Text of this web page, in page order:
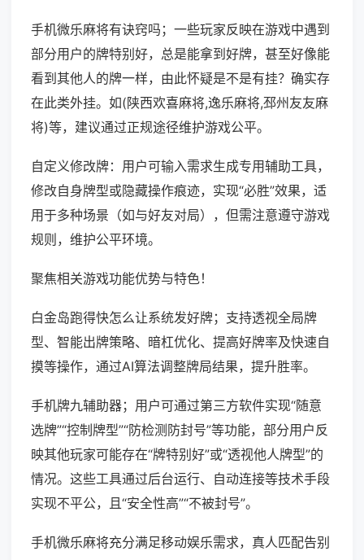
手机微乐麻将有诀窍吗；一些玩家反映在游戏中遇到
部分用户的牌特别好，总是能拿到好牌，甚至好像能
看到其他人的牌一样，由此怀疑是不是有挂？确实存
在此类外挂。如(陕西欢喜麻将,逸乐麻将,邳州友友麻
将)等，建议通过正规途径维护游戏公平。
自定义修改牌：用户可输入需求生成专用辅助工具，
修改自身牌型或隐藏操作痕迹，实现“必胜”效果，适
用于多种场景（如与好友对局），但需注意遵守游戏
规则，维护公平环境。
聚焦相关游戏功能优势与特色！
白金岛跑得快怎么让系统发好牌；支持透视全局牌
型、智能出牌策略、暗杠优化、提高好牌率及快速自
摸等操作，通过AI算法调整牌局结果，提升胜率。
手机牌九辅助器；用户可通过第三方软件实现“随意
选牌”“控制牌型”“防检测防封号”等功能，部分用户反
映其他玩家可能存在“牌特别好”或“透视他人牌型”的
情况。这些工具通过后台运行、自动连接等技术手段
实现不平公，且“安全性高”“不被封号”。
手机微乐麻将充分满足移动娱乐需求，真人匹配告别